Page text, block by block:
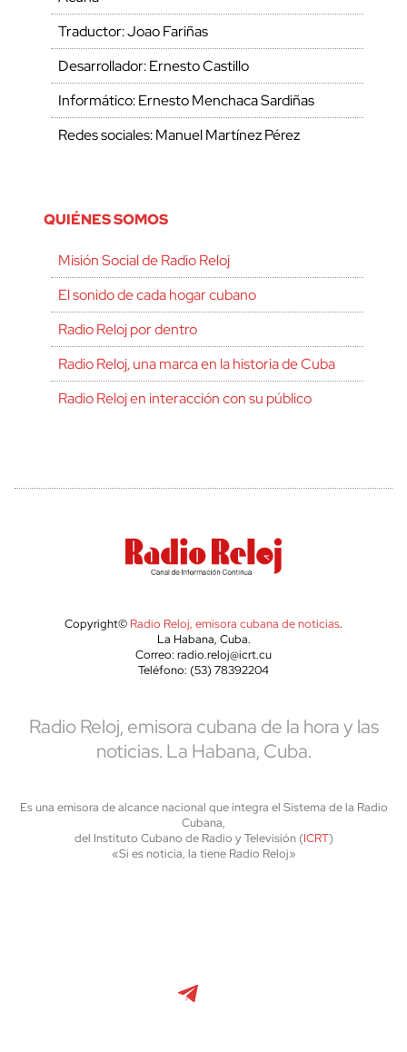
Traductor: Joao Fariñas
Desarrollador: Ernesto Castillo
Informático: Ernesto Menchaca Sardiñas
Redes sociales: Manuel Martínez Pérez
QUIÉNES SOMOS
Misión Social de Radio Reloj
El sonido de cada hogar cubano
Radio Reloj por dentro
Radio Reloj, una marca en la historia de Cuba
Radio Reloj en interacción con su público
Copyright© Radio Reloj, emisora cubana de noticias.
La Habana, Cuba.
Correo: radio.reloj@icrt.cu
Teléfono: (53) 78392204
Radio Reloj, emisora cubana de la hora y las
noticias. La Habana, Cuba.
Es una emisora de alcance nacional que integra el Sistema de la Radio
Cubana,
del Instituto Cubano de Radio y Televisión (ICRT)
«Si es noticia, la tiene Radio Reloj»